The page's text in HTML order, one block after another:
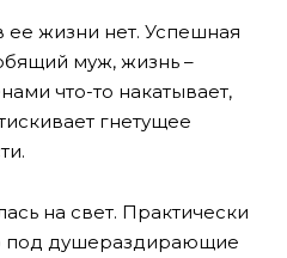
ее жизни нет. Успешная
муж, жизнь –
что-то накатывает,
гнетущее
на свет. Практически
под душераздирающие